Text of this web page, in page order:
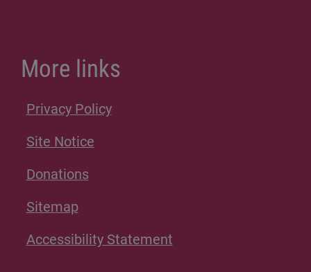
More links
Privacy Policy
Site Notice
Donations
Sitemap
Accessibility Statement